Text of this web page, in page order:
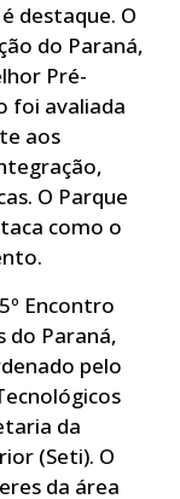
destaque. O
do Paraná,
Pré-
foi avaliada
aos
O Parque
como o
Encontro
do Paraná,
pelo
da
(Seti). O
da área